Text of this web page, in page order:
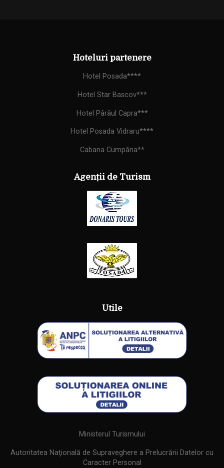
Hoteluri partenere
Hotel Posada****
Hotel Star Bascov***
Hotel Pârâul Capra***
Hotel Posada Vidraru****
Cabana Cumpăna**
Agenții de Turism
Utile
Ministerul Turismului
Autoritatea Naţională de Supraveghere a Prelucrării Datelor cu
Caracter Personal